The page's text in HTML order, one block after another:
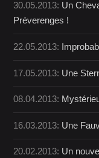
30.05.2013: Un
Préverenges !
22.05.2013:
17.05.2013: Une
08.04.2013:
16.03.2013: Une
20.02.2013: Un